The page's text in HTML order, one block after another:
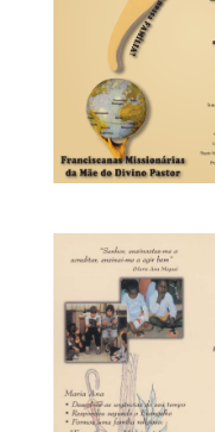
Instituto, de que
da nossa
da Associação
realizamos.
Com essa
digital, estes